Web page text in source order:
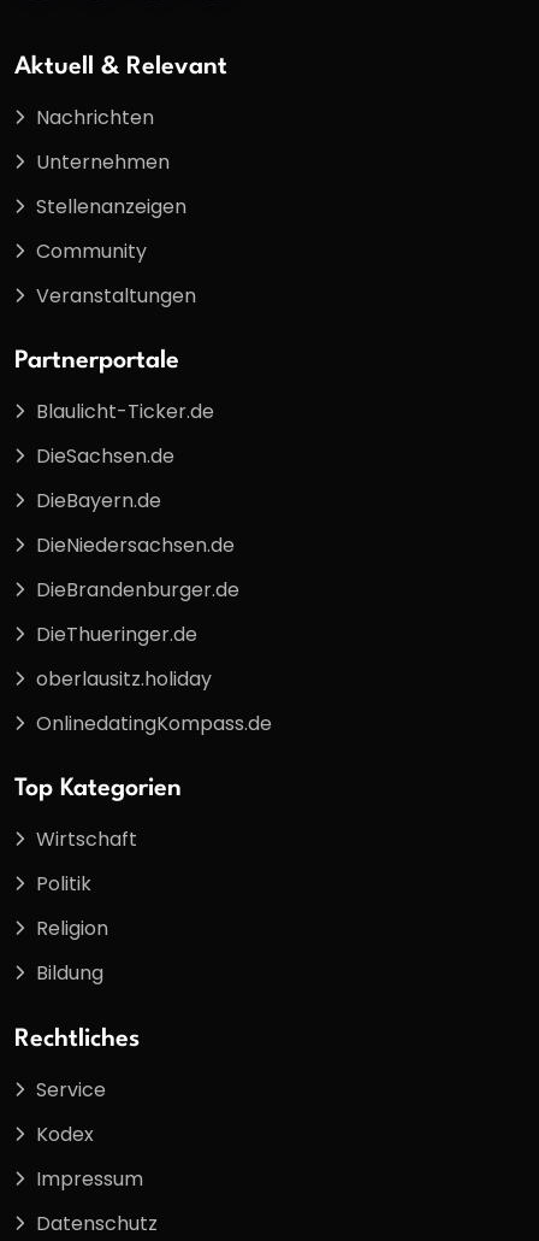
Aktuell & Relevant
Nachrichten
Unternehmen
Stellenanzeigen
Community
Veranstaltungen
Partnerportale
Blaulicht-Ticker.de
DieSachsen.de
DieBayern.de
DieNiedersachsen.de
DieBrandenburger.de
DieThueringer.de
oberlausitz.holiday
OnlinedatingKompass.de
Top Kategorien
Wirtschaft
Politik
Religion
Bildung
Rechtliches
Service
Kodex
Impressum
Datenschutz